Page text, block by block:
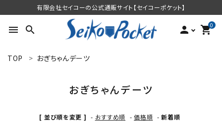
有限会社セイコーの公式通販サイト【セイコーポケット】
menu search person 0
shopping_cart
すべての商品を見る
商品を探す
TOP おぎちゃんデーツ
おぎちゃんデーツ
[ 並び順を変更 ] - おすすめ順 -価格順 -新着順